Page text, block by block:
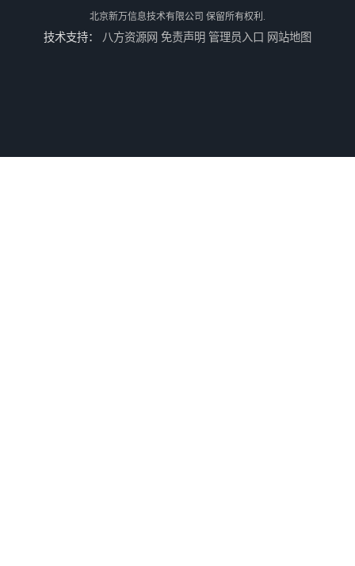
北京新万信息技术有限公司 保留所有权利.
技术支持： 八方资源网 免责声明 管理员入口 网站地图